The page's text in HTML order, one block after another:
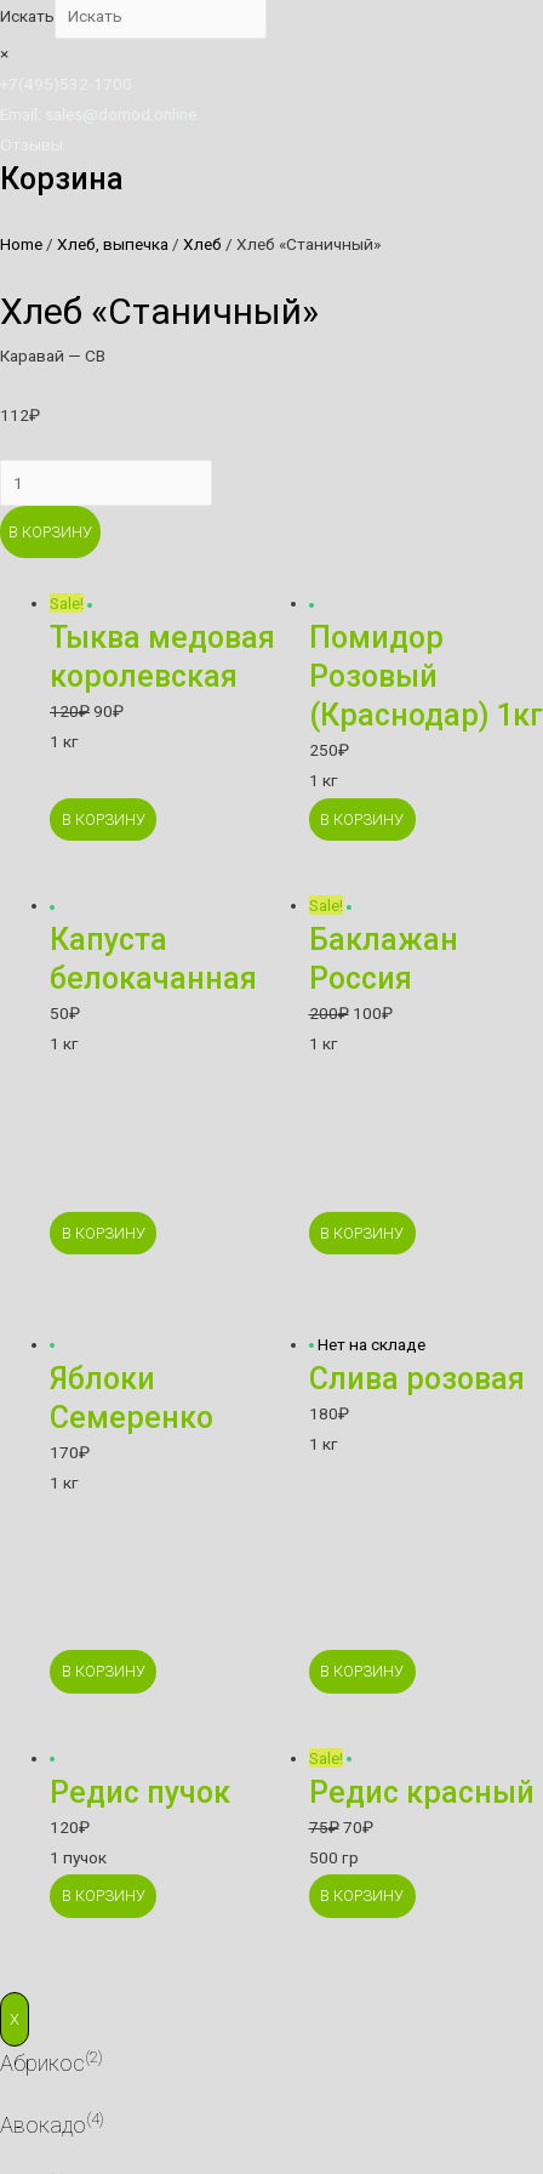
Искать
×
Корзина
Home / Хлеб, выпечка / Хлеб / Хлеб «Станичный»
Хлеб «Станичный»
Каравай — СВ
112₽
"Станичный"
quantity
В КОРЗИНУ
Sale!
Тыква медовая
королевская
120₽ 90₽
1 кг
В КОРЗИНУ
Помидор
Розовый
(Краснодар) 1кг
250₽
1 кг
В КОРЗИНУ
Капуста
белокачанная
50₽
1 кг
В КОРЗИНУ
Sale!
Баклажан
Россия
200₽ 100₽
1 кг
В КОРЗИНУ
Яблоки
Семеренко
170₽
1 кг
В КОРЗИНУ
Нет на складе
Слива розовая
180₽
1 кг
В КОРЗИНУ
Редис пучок
120₽
1 пучок
В КОРЗИНУ
Sale!
Редис красный
75₽ 70₽
500 гр
В КОРЗИНУ
X
Абрикос(2)
Авокадо(4)